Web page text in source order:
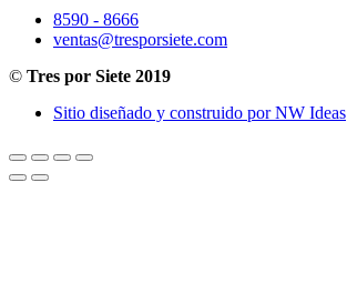
8590 - 8666
ventas@tresporsiete.com
© Tres por Siete 2019
Sitio diseñado y construido por NW Ideas